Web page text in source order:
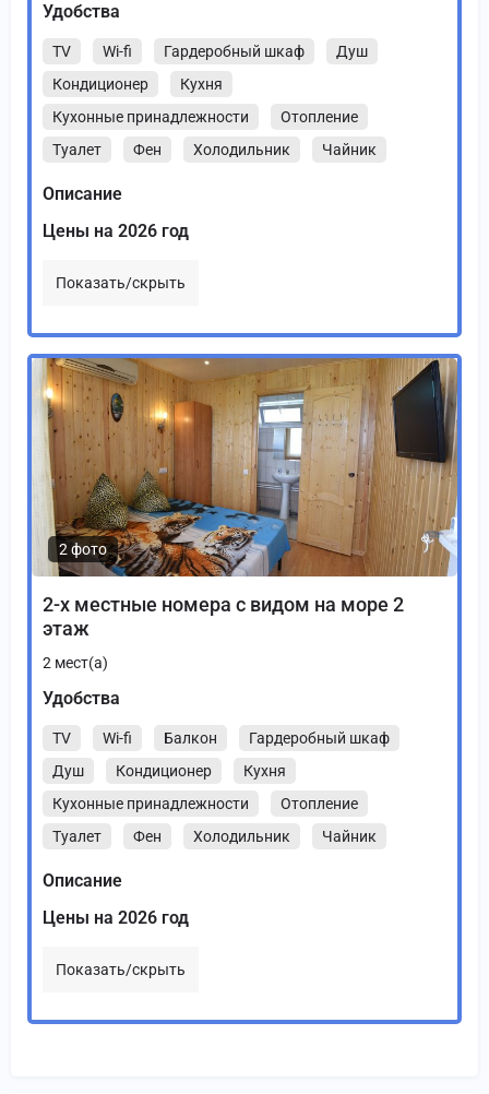
Удобства
TV Wi-fi Гардеробный шкаф
Душ
Кондиционер
Кухня
Кухонные принадлежности
Отопление
Туалет
Фен Холодильник Чайник
Описание
Цены на 2026 год
Показать/скрыть
2 фото
2-х местные номера с видом на море 2
этаж
2 мест(а)
Удобства
TV Wi-fi Балкон
Гардеробный шкаф
Душ
Кондиционер
Кухня
Кухонные принадлежности
Отопление
Туалет
Фен Холодильник Чайник
Описание
Цены на 2026 год
Показать/скрыть